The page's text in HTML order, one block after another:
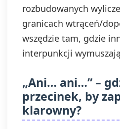
rozbudowanych
granicach wtrąceń/
wszędzie tam, gdzie
interpunkcji
„Ani… ani…” –
przecinek, by
klarowny?